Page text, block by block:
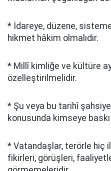
* İdareye, düzene,
hikmet hâkim olmalıdır.
* Millî kimliğe ve kültüre
özelleştirilmelidir.
* Şu veya bu tarihî
konusunda kimseye baskı
* Vatandaşlar, terörle hiç
fikirleri, görüşleri,